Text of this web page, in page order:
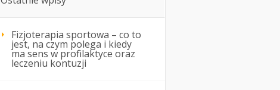
Fizjoterapia sportowa – co to
jest, na czym polega i kiedy
ma sens w profilaktyce oraz
leczeniu kontuzji